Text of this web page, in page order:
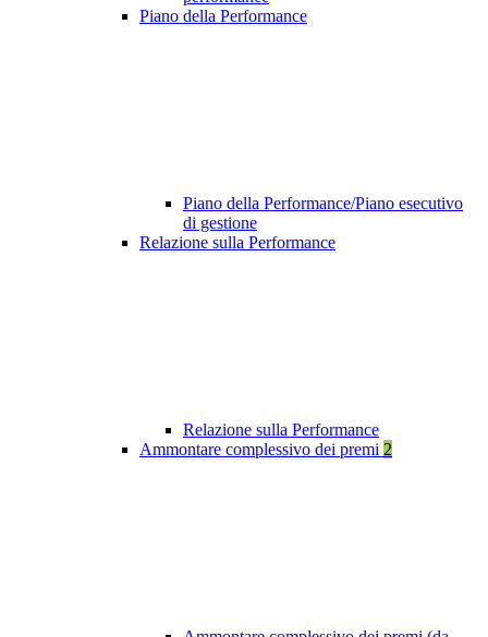
Piano della Performance
Piano della Performance/Piano esecutivo
di gestione
Relazione sulla Performance
Relazione sulla Performance
Ammontare complessivo dei premi 2